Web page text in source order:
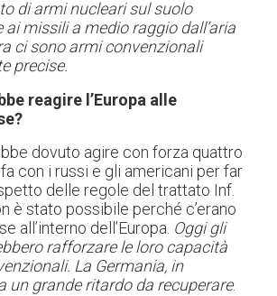
di armi nucleari sul suolo
ai missili a medio raggio dall’aria
ci sono armi convenzionali
precise.
reagire l’Europa alle
dovuto agire con forza quattro
con i russi e gli americani per far
delle regole del trattato Inf.
è stato possibile perché c’erano
all’interno dell’Europa. Oggi gli
rafforzare le loro capacità
La Germania, in
un grande ritardo da recuperare.